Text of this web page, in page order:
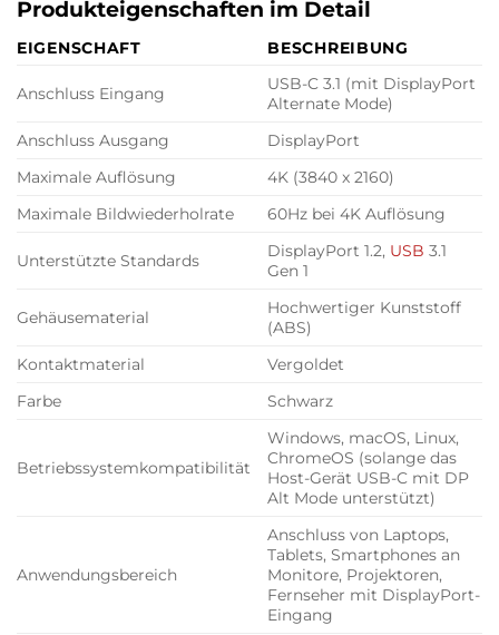
Produkteigenschaften im Detail
EIGENSCHAFT BESCHREIBUNG
Anschluss Eingang
USB-C 3.1 (mit DisplayPort
Alternate Mode)
Anschluss Ausgang
DisplayPort
Maximale Auflösung
4K (3840 x 2160)
Maximale Bildwiederholrate
60Hz bei 4K Auflösung
Unterstützte Standards DisplayPort 1.2, USB 3.1
Gen 1
Gehäusematerial
Hochwertiger Kunststoff
(ABS)
Kontaktmaterial
Vergoldet
Farbe
Schwarz
Betriebssystemkompatibilität
Windows, macOS, Linux,
ChromeOS (solange das
Host-Gerät USB-C mit DP
Alt Mode unterstützt)
Anwendungsbereich
Anschluss von Laptops,
Tablets, Smartphones an
Monitore, Projektoren,
Fernseher mit DisplayPort-
Eingang